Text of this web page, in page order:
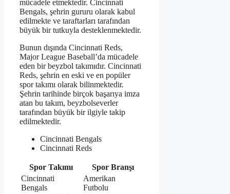
mücadele etmektedir. Cincinnati
Bengals, şehrin gururu olarak kabul
edilmekte ve taraftarları tarafından
büyük bir tutkuyla desteklenmektedir.
Bunun dışında Cincinnati Reds,
Major League Baseball’da mücadele
eden bir beyzbol takımıdır. Cincinnati
Reds, şehrin en eski ve en popüler
spor takımı olarak bilinmektedir.
Şehrin tarihinde birçok başarıya imza
atan bu takım, beyzbolseverler
tarafından büyük bir ilgiyle takip
edilmektedir.
Cincinnati Bengals
Cincinnati Reds
Spor Takımı
Spor Branşı
Cincinnati
Bengals
Amerikan
Futbolu